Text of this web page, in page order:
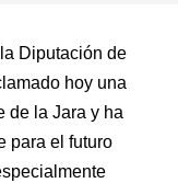
Diputación de
hoy una
de la Jara y ha
para el futuro